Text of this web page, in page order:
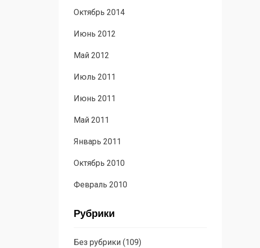
Октябрь 2014
Июнь 2012
Май 2012
Июль 2011
Июнь 2011
Май 2011
Январь 2011
Октябрь 2010
Февраль 2010
Рубрики
Без рубрики (109)